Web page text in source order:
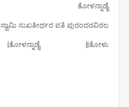
ತೋಳನ್ನಾಡೈ
ಸ್ವಾಮಿ ಸುಖತೀರ್ಥರ ಪತಿ ಪುರಂದರವಿಠಲ
ತೋಳನ್ನಾಡೈ ||ತೋಳು|